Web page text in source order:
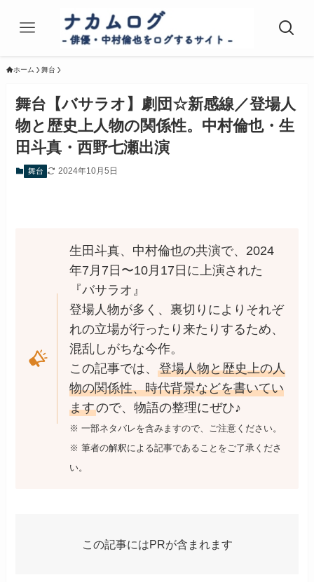
ホーム 舞台
舞台【バサラオ】劇団☆新感線／登場人
物と歴史上人物の関係性。中村倫也・生
田斗真・西野七瀬出演
舞台 2024年10月5日
生田斗真、中村倫也の共演で、2024
年7月7日〜10月17日に上演された
『バサラオ』
登場人物が多く、裏切りによりそれぞ
れの立場が行ったり来たりするため、
混乱しがちな今作。
この記事では、 登場人物と歴史上の人
物の関係性、時代背景などを書いてい
ますので、物語の整理にぜひ♪
※ 一部ネタバレを含みますので、ご注意ください。
※ 筆者の解釈による記事であることをご了承くださ
い。
この記事にはPRが含まれます